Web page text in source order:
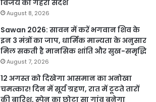
विजय का गहरा संदेश
August 8, 2026
Sawan 2026: सावन में करें भगवान शिव के
इन 3 मंत्रों का जाप, धार्मिक मान्यता के अनुसार
मिल सकती है मानसिक शांति और सुख-समृद्धि
August 7, 2026
12 अगस्त को दिखेगा आसमान का अनोखा
चमत्कार! दिन में सूर्य ग्रहण, रात में टूटते तारों
की बारिश, स्पेन का छोटा सा गांव बनेगा